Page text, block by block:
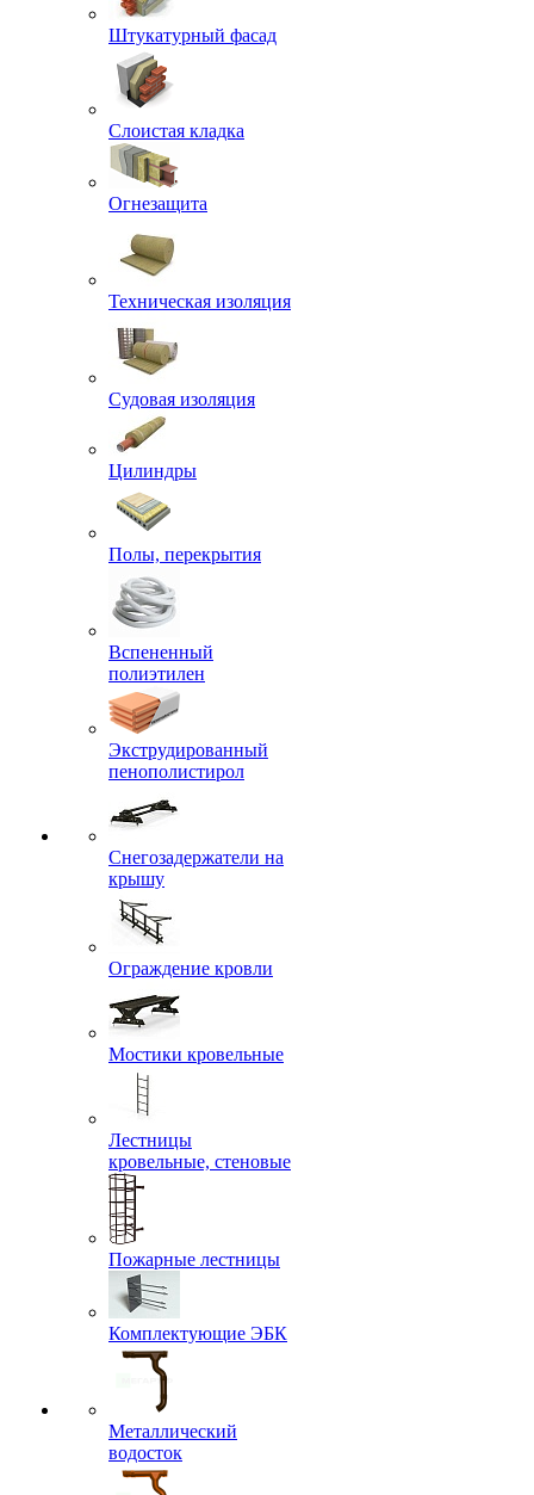
Штукатурный фасад
Слоистая кладка
Огнезащита
Техническая изоляция
Судовая изоляция
Цилиндры
Полы, перекрытия
Вспененный
полиэтилен
Экструдированный
пенополистирол
Снегозадержатели на
крышу
Ограждение кровли
Мостики кровельные
Лестницы
кровельные, стеновые
Пожарные лестницы
Комплектующие ЭБК
Металлический
водосток